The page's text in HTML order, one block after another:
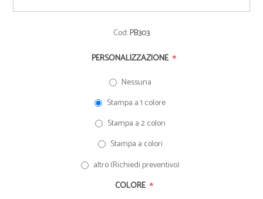
Cod:PB303
PERSONALIZZAZIONE *
Nessuna
Stampa a 1 colore
Stampa a 2 colori
Stampa a colori
altro (Richiedi preventivo)
COLORE *